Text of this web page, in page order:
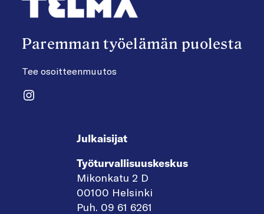
Paremman työelämän puolesta
Tee osoitteenmuutos
Instagram
Julkaisijat
Työturvallisuuskeskus
Mikonkatu 2 D
00100 Helsinki
Puh. 09 61 6261